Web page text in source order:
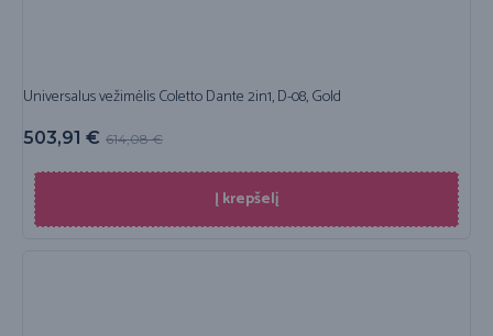
Universalus vežimėlis Coletto Dante 2in1, D-08, Gold
614,08€
503,91 €
Į krepšelį